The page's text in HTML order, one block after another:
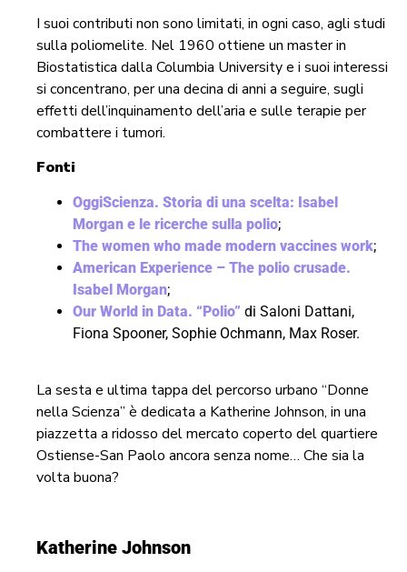
I suoi contributi non sono limitati, in ogni caso, agli studi
sulla poliomelite. Nel 1960 ottiene un master in
Biostatistica dalla Columbia University e i suoi interessi
si concentrano, per una decina di anni a seguire, sugli
effetti dell’inquinamento dell’aria e sulle terapie per
combattere i tumori.
Fonti
OggiScienza. Storia di una scelta: Isabel
Morgan e le ricerche sulla polio;
The women who made modern vaccines work;
American Experience – The polio crusade.
Isabel Morgan;
Our World in Data. “Polio” di Saloni Dattani,
Fiona Spooner, Sophie Ochmann, Max Roser.
La sesta e ultima tappa del percorso urbano “Donne
nella Scienza” è dedicata a Katherine Johnson, in una
piazzetta a ridosso del mercato coperto del quartiere
Ostiense-San Paolo ancora senza nome… Che sia la
volta buona?
Katherine Johnson